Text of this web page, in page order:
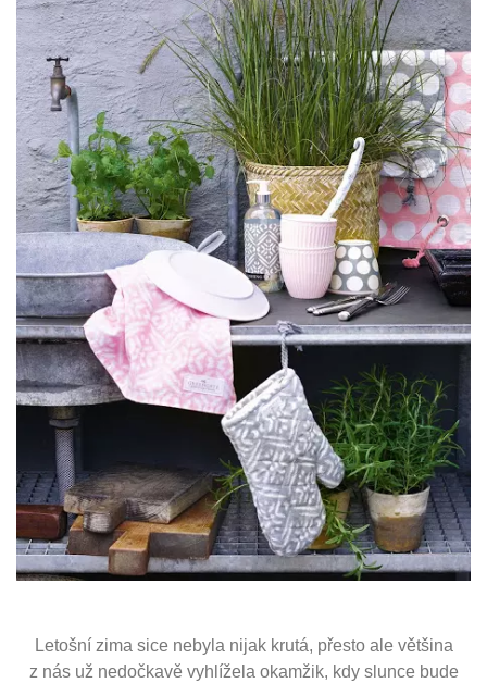
Letošní zima sice nebyla nijak krutá, přesto ale většina
z nás už nedočkavě vyhlížela okamžik, kdy slunce bude